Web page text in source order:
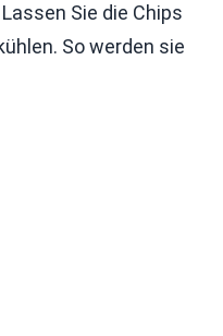
Sie die Chips
So werden sie